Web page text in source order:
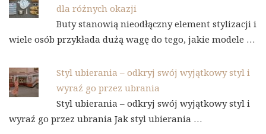
dla różnych okazji
Buty stanowią nieodłączny element stylizacji i
wiele osób przykłada dużą wagę do tego, jakie modele …
Styl ubierania – odkryj swój wyjątkowy styl i
wyraź go przez ubrania
Styl ubierania – odkryj swój wyjątkowy styl i
wyraź go przez ubrania Jak styl ubierania …